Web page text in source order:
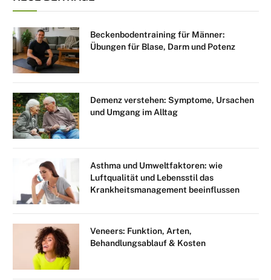
Beckenbodentraining für Männer:
Übungen für Blase, Darm und Potenz
Demenz verstehen: Symptome, Ursachen
und Umgang im Alltag
Asthma und Umweltfaktoren: wie
Luftqualität und Lebensstil das
Krankheitsmanagement beeinflussen
Veneers: Funktion, Arten,
Behandlungsablauf & Kosten